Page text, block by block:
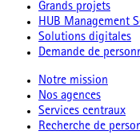
Grands projets
HUB Management
Solutions digitales
Demande de
Notre mission
Nos agences
Services centraux
Recherche de